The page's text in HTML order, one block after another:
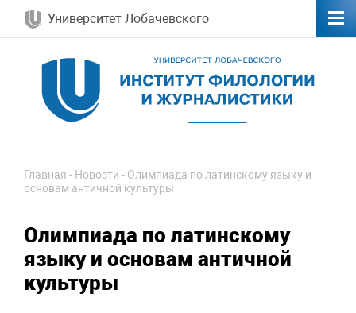
Университет Лобачевского
Главная - Новости - Олимпиада по латинскому языку и
основам античной культуры
Олимпиада по латинскому
языку и основам античной
культуры